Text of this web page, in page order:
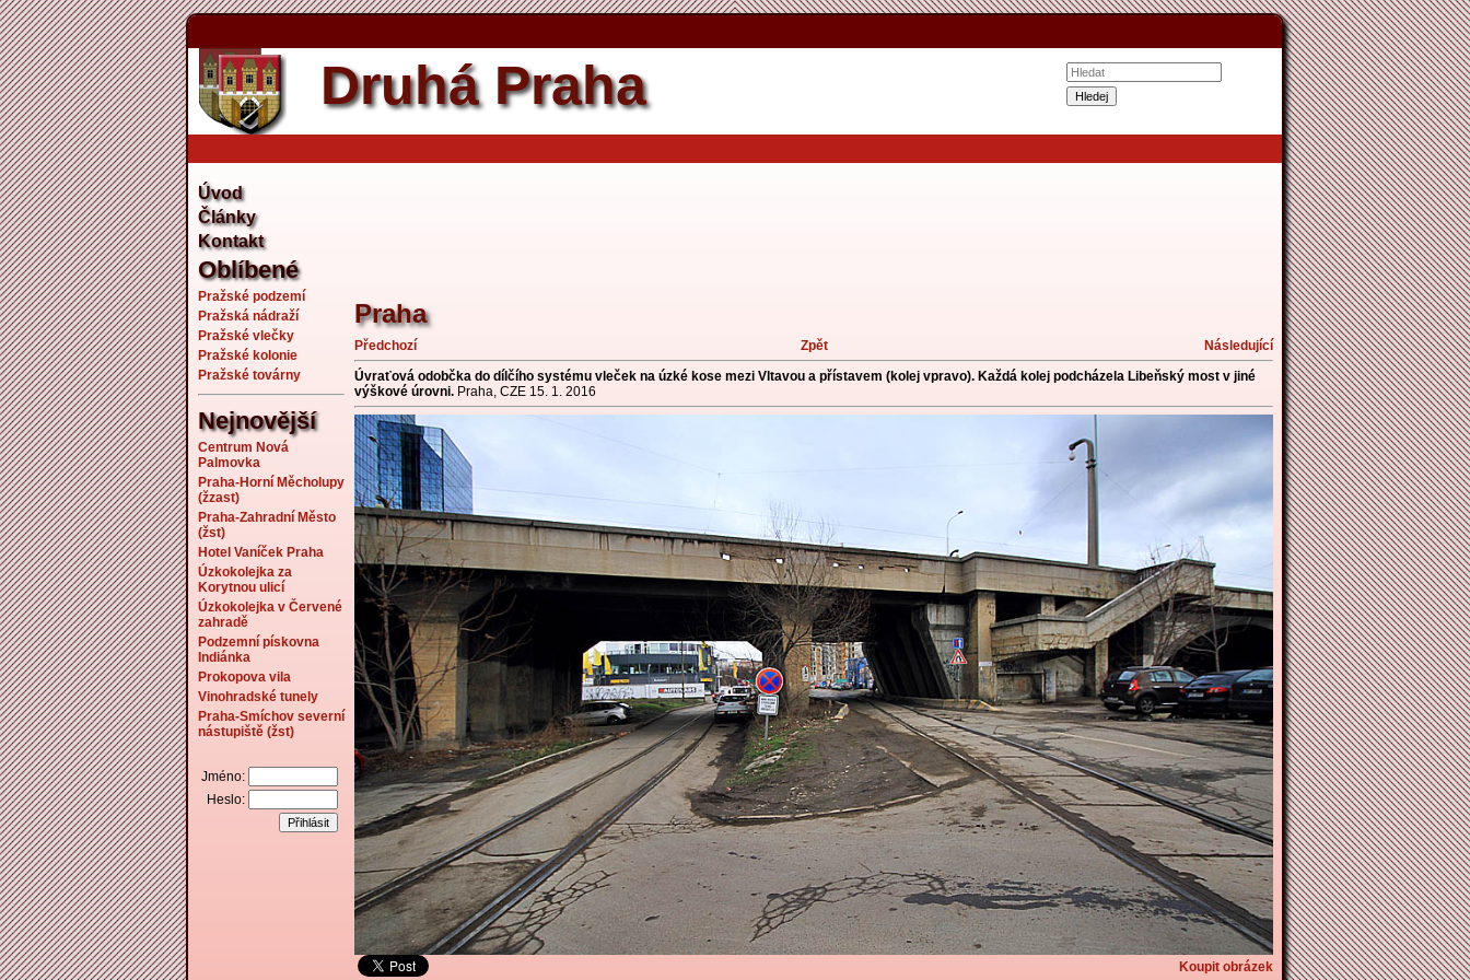
Zpět by se nemělo měnit.
Druhá Praha
Úvod
Články
Kontakt
Oblíbené
Pražské podzemí
Pražská nádraží
Pražské vlečky
Pražské kolonie
Pražské továrny
Nejnovější
Centrum Nová
Palmovka
Praha-Horní Měcholupy
(žzast)
Praha-Zahradní Město
(žst)
Hotel Vaníček Praha
Úzkokolejka za
Korytnou ulicí
Úzkokolejka v Červené
zahradě
Podzemní pískovna
Indiánka
Prokopova vila
Vinohradské tunely
Praha-Smíchov severní
nástupiště (žst)
Jméno:
Heslo:
Praha
Předchozí Zpět
Následující
Úvraťová odobčka do dílčího systému vleček na úzké kose mezi Vltavou a přístavem (kolej vpravo). Každá kolej podcházela Libeňský most v jiné
výškové úrovni. Praha, CZE 15. 1. 2016
Koupit obrázek